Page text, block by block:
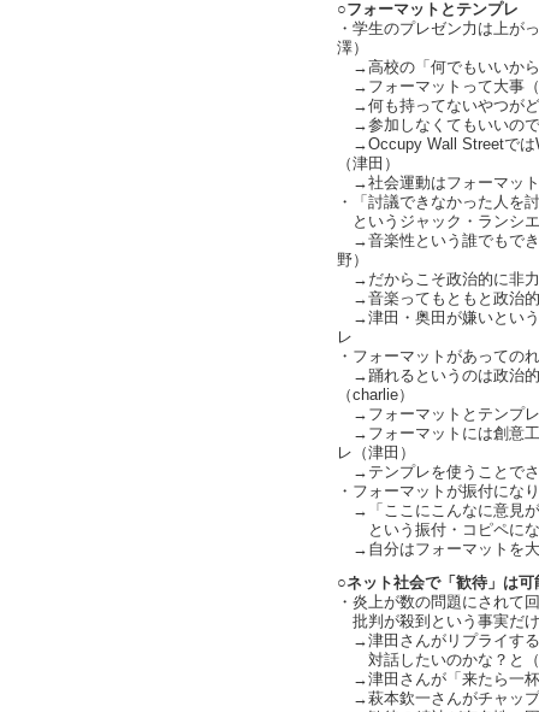
○フォーマットとテンプレ
・学生のプレゼン力は上が
澤）
→高校の「何でもいいか
→フォーマットって大事
→何も持ってないやつが
→参加しなくてもいいの
→Occupy Wall Streetでは
（津田）
→社会運動はフォーマッ
・「討議できなかった人を
というジャック・ランシ
→音楽性という誰でもでき
野）
→だからこそ政治的に非
→音楽ってもともと政治
→津田・奥田が嫌いという
レ
・フォーマットがあっての
→踊れるというのは政治的
（charlie）
→フォーマットとテンプ
→フォーマットには創意工
レ（津田）
→テンプレを使うことでさ
・フォーマットが振付にな
→「ここにこんなに意見
という振付・コピペにな
→自分はフォーマットを大
○ネット社会で「歓待」は可
・炎上が数の問題にされて
批判が殺到という事実だ
→津田さんがリプライす
対話したいのかな？と（
→津田さんが「来たら一杯
→萩本欽一さんがチャップ